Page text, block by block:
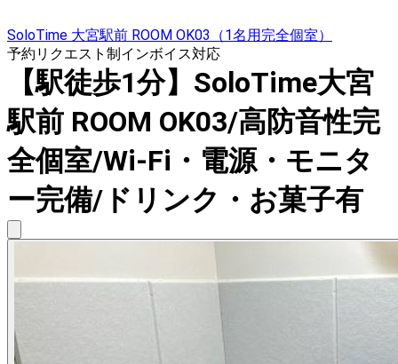
SoloTime 大宮駅前 ROOM OK03（1名用完全個室）
予約リクエスト制インボイス対応
【駅徒歩1分】SoloTime大宮
駅前 ROOM OK03/高防音性完
全個室/Wi-Fi・電源・モニタ
ー完備/ドリンク・お菓子有